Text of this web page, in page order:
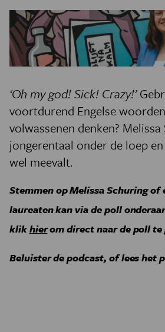
JONGE UITDAGERS
‘Oh my god! Sick! Crazy!’
voortdurend Engelse
volwassenen denken?
jongerentaal onder de loep
wel meevalt.
Stemmen op Melissa Schuring of
laureaten kan via de poll
klikhierom direct naar de poll te
Beluister de podcast, of lees het